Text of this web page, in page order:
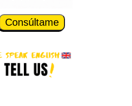
Consúltame